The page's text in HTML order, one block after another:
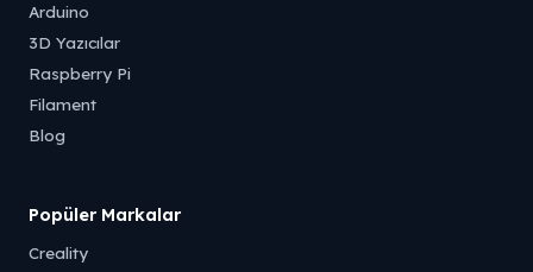
Arduino
3D Yazıcılar
Raspberry Pi
Filament
Blog
Popüler Markalar
Creality